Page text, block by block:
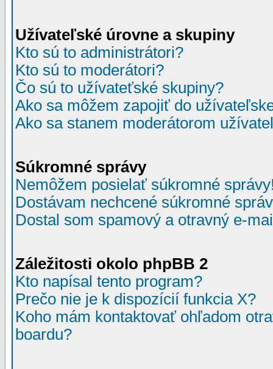
Užívateľské úrovne a skupiny
Kto sú to administrátori?
Kto sú to moderátori?
Čo sú to užívateťské skupiny?
Ako sa môžem zapojiť do
Ako sa stanem moderátorom
Súkromné správy
Nemôžem posielať súkromné
Dostávam nechcené súkromné
Dostal som spamový a otravný e-
Záležitosti okolo phpBB 2
Kto napísal tento program?
Prečo nie je k dispozícií funkcia X?
Koho mám kontaktovať ohľadom
boardu?